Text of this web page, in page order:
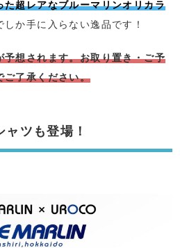
た超レアなブルーマリンオリカラ
か手に入らない逸品です！
想されます。お取り置き・ご予
ご了承ください。
ツも登場！